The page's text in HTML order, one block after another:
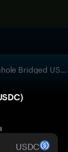
Wormhole Bridged USDC (Fantom)
USDC